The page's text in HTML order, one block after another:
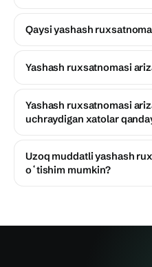
Qaysi yashash
Yashash ruxsatnomasi
Yashash ruxsatnomasi
uchraydigan xatolar
Uzoq muddatli yashash
oʻtishim mumkin?